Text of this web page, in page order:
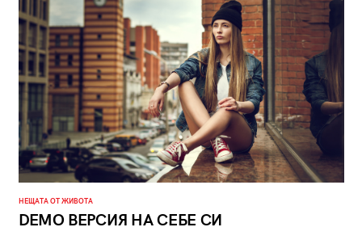
НЕЩАТА ОТ ЖИВОТА
DEMO ВЕРСИЯ НА СЕБЕ СИ